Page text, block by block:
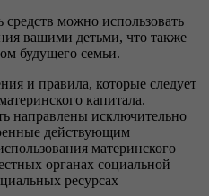
средств можно использовать
вашими детьми, что также
будущего семьи.
и правила, которые следует
капитала.
направлены исключительно
действующим
материнского
органах социальной
ресурсах